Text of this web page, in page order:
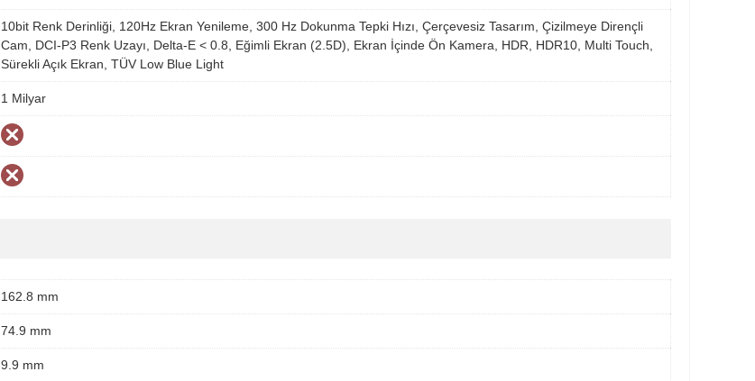
10bit Renk Derinliği, 120Hz Ekran Yenileme, 300 Hz Dokunma Tepki Hızı, Çerçevesiz Tasarım, Çizilmeye Dirençli
Cam, DCI-P3 Renk Uzayı, Delta-E < 0.8, Eğimli Ekran (2.5D), Ekran İçinde Ön Kamera, HDR, HDR10, Multi Touch,
Sürekli Açık Ekran, TÜV Low Blue Light
1 Milyar
162.8 mm
74.9 mm
9.9 mm